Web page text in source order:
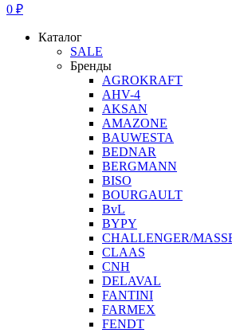
0 ₽
Каталог
SALE
Бренды
AGROKRAFT
AHV-4
AKSAN
AMAZONE
BAUWESTA
BEDNAR
BERGMANN
BISO
BOURGAULT
BvL
BYPY
CHALLENGER/
CLAAS
CNH
DELAVAL
FANTINI
FARMEX
FENDT